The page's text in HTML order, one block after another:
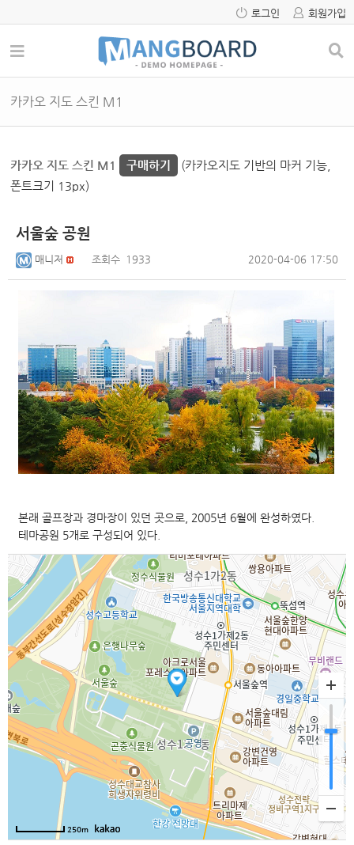
로그인 회원가입
카카오 지도 스킨 M1
카카오 지도 스킨 M1 구매하기
(카카오지도 기반의 마커 기능,
폰트크기 13px)
서울숲 공원
매니저 조회수 1933 2020-04-06 17:50
본래 골프장과 경마장이 있던 곳으로, 2005년 6월에 완성하였다.
테마공원 5개로 구성되어 있다.
250m